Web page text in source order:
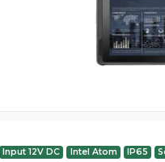
Input 12V DC Intel Atom IP65